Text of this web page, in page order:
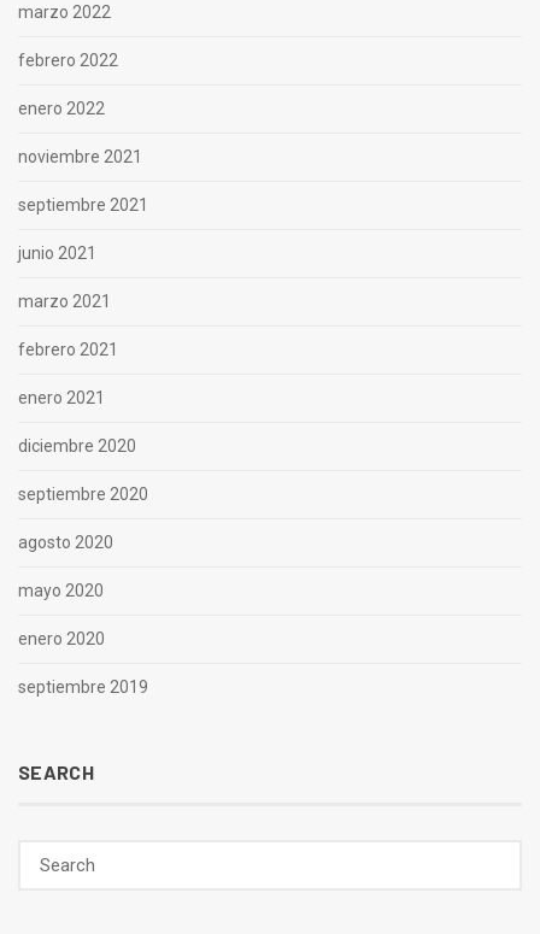
marzo 2022
febrero 2022
enero 2022
noviembre 2021
septiembre 2021
junio 2021
marzo 2021
febrero 2021
enero 2021
diciembre 2020
septiembre 2020
agosto 2020
mayo 2020
enero 2020
septiembre 2019
SEARCH